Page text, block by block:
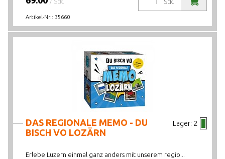
Stk.
Artikel-Nr.: 35660
Lager: 2
DAS REGIONALE MEMO - DU
BISCH VO LOZÄRN
Erlebe Luzern einmal ganz anders mit unserem regio...